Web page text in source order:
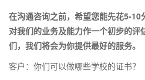
在沟通咨询之前，希望您能先花5-10
对我们的业务及能力作一个初步的评
们，我们将会为你提供最好的服务。
客户：你们可以做哪些学校的证书？